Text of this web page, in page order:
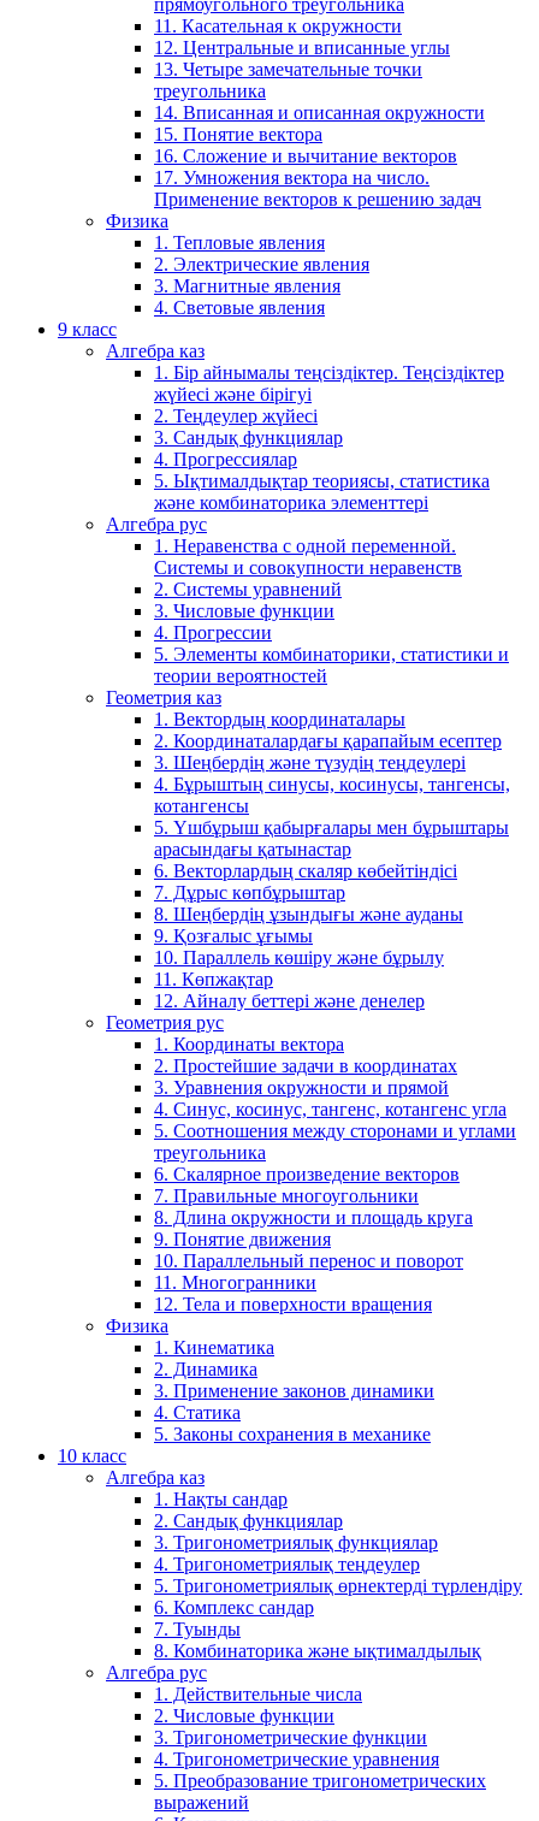
11. Касательная к окружности
12. Центральные и вписанные углы
13. Четыре замечательные точки
треугольника
14. Вписанная и описанная окружности
15. Понятие вектора
16. Сложение и вычитание векторов
17. Умножения вектора на число.
Применение векторов к решению задач
Физика
1. Тепловые явления
2. Электрические явления
3. Магнитные явления
4. Световые явления
9 класс
Алгебра каз
1. Бір айнымалы теңсіздіктер. Теңсіздіктер
жүйесі және бірігуі
2. Теңдеулер жүйесі
3. Сандық функциялар
4. Прогрессиялар
5. Ықтималдықтар теориясы, статистика
және комбинаторика элементтері
Алгебра рус
1. Неравенства с одной переменной.
Системы и совокупности неравенств
2. Системы уравнений
3. Числовые функции
4. Прогрессии
5. Элементы комбинаторики, статистики и
теории вероятностей
Геометрия каз
1. Вектордың координаталары
2. Координаталардағы қарапайым есептер
3. Шеңбердің және түзудің теңдеулері
4. Бұрыштың синусы, косинусы, тангенсы,
котангенсы
5. Үшбұрыш қабырғалары мен бұрыштары
арасындағы қатынастар
6. Векторлардың скаляр көбейтіндісі
7. Дұрыс көпбұрыштар
8. Шеңбердің ұзындығы және ауданы
9. Қозғалыс ұғымы
10. Параллель көшіру және бұрылу
11. Көпжақтар
12. Айналу беттері және денелер
Геометрия рус
1. Координаты вектора
2. Простейшие задачи в координатах
3. Уравнения окружности и прямой
4. Синус, косинус, тангенс, котангенс угла
5. Соотношения между сторонами и углами
треугольника
6. Скалярное произведение векторов
7. Правильные многоугольники
8. Длина окружности и площадь круга
9. Понятие движения
10. Параллельный перенос и поворот
11. Многогранники
12. Тела и поверхности вращения
Физика
1. Кинематика
2. Динамика
3. Применение законов динамики
4. Статика
5. Законы сохранения в механике
10 класс
Алгебра каз
1. Нақты сандар
2. Сандық функциялар
3. Тригонометриялық функциялар
4. Тригонометриялық теңдеулер
5. Тригонометриялық өрнектерді түрлендіру
6. Комплекс сандар
7. Туынды
8. Комбинаторика және ықтималдылық
Алгебра рус
1. Действительные числа
2. Числовые функции
3. Тригонометрические функции
4. Тригонометрические уравнения
5. Преобразование тригонометрических
выражений